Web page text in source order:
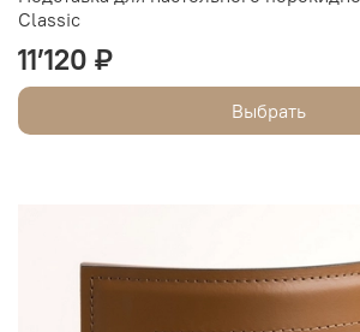
Classic
11’120 ₽
Выбрать